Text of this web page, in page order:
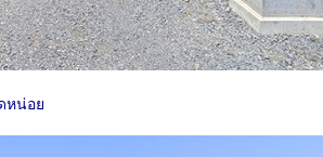
หน่อย